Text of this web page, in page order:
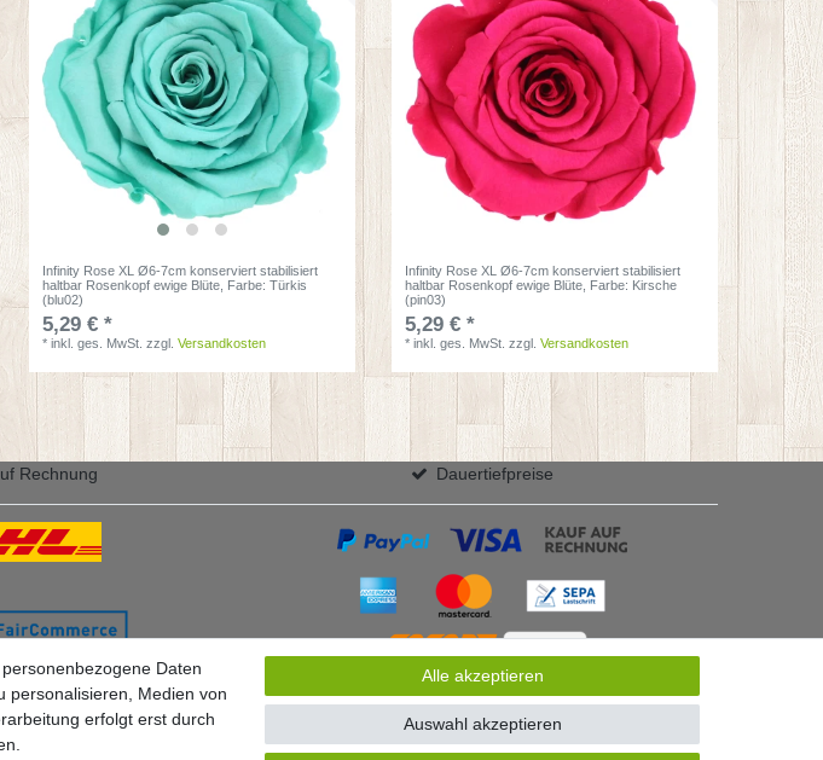
Infinity Rose XL Ø6-7cm konserviert stabilisiert
haltbar Rosenkopf ewige Blüte , Farbe: Türkis
(blu02)
5,29 € *
*inkl. ges. MwSt. zzgl.Versandkosten
Infinity Rose XL Ø6-7cm konserviert stabilisiert
haltbar Rosenkopf ewige Blüte , Farbe: Kirsche
(pin03)
5,29 € *
*inkl. ges. MwSt. zzgl.Versandkosten
Rechnung Dauertiefpreise
Daten
personalisieren, Medien von
erfolgt erst durch
Alle akzeptieren
Auswahl akzeptieren